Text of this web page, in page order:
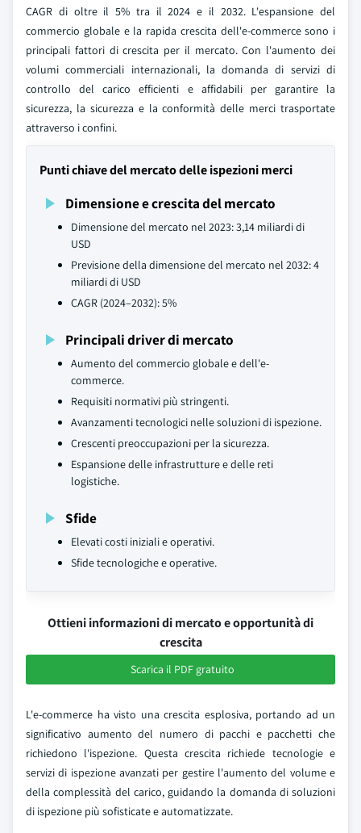
CAGR di oltre il 5% tra il 2024 e il 2032. L'espansione del
commercio globale e la rapida crescita dell'e-commerce sono i
principali fattori di crescita per il mercato. Con l'aumento dei
volumi commerciali internazionali, la domanda di servizi di
controllo del carico efficienti e affidabili per garantire la
sicurezza, la sicurezza e la conformità delle merci trasportate
attraverso i confini.
Punti chiave del mercato delle ispezioni merci
Dimensione e crescita del mercato
Dimensione del mercato nel 2023: 3,14 miliardi di
USD
Previsione della dimensione del mercato nel 2032: 4
miliardi di USD
CAGR (2024–2032): 5%
Principali driver di mercato
Aumento del commercio globale e dell'e-
commerce.
Requisiti normativi più stringenti.
Avanzamenti tecnologici nelle soluzioni di ispezione.
Crescenti preoccupazioni per la sicurezza.
Espansione delle infrastrutture e delle reti
logistiche.
Sfide
Elevati costi iniziali e operativi.
Sfide tecnologiche e operative.
Ottieni informazioni di mercato e opportunità di
crescita
Scarica il PDF gratuito
L'e-commerce ha visto una crescita esplosiva, portando ad un
significativo aumento del numero di pacchi e pacchetti che
richiedono l'ispezione. Questa crescita richiede tecnologie e
servizi di ispezione avanzati per gestire l'aumento del volume e
della complessità del carico, guidando la domanda di soluzioni
di ispezione più sofisticate e automatizzate.